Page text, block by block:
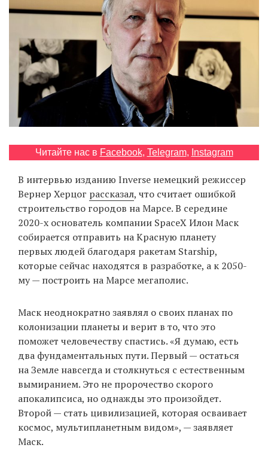
EN
UA
Читайте нас в Facebook, Telegram, Instagram
В интервью изданию Inverse немецкий режиссер
Вернер Херцог рассказал, что считает ошибкой
строительство городов на Марсе. В середине
2020-х основатель компании SpaceX Илон Маск
собирается отправить на Красную планету
первых людей благодаря ракетам Starship,
которые сейчас находятся в разработке, а к 2050-
му — построить на Марсе мегаполис.
Маск неоднократно заявлял о своих планах по
колонизации планеты и верит в то, что это
поможет человечеству спастись. «Я думаю, есть
два фундаментальных пути. Первый — остаться
на Земле навсегда и столкнуться с естественным
вымиранием. Это не пророчество скорого
апокалипсиса, но однажды это произойдет.
Второй — стать цивилизацией, которая осваивает
космос, мультипланетным видом», — заявляет
Маск.